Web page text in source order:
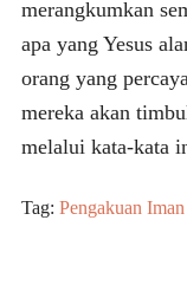
merangkumkan
apa yang Yesus
orang yang
mereka akan
melalui kata-kata
Tag: Pengakuan